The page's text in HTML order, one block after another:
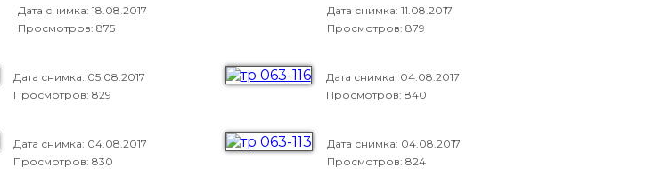
Дата снимка:18.08.2017
Просмотров: 875
Дата снимка: 11.08.2017
Просмотров: 879
Дата снимка: 05.08.2017
Просмотров: 829
Дата снимка: 04.08.2017
Просмотров: 840
Дата снимка: 04.08.2017
Просмотров: 830
Дата снимка: 04.08.2017
Просмотров: 824